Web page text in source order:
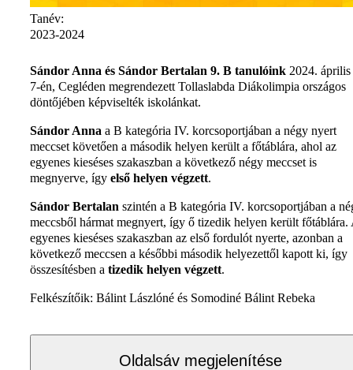
Tanév:
2023-2024
Sándor Anna és Sándor Bertalan 9. B tanulóink 2024.
7-én, Cegléden megrendezett Tollaslabda Diákolimpia országos
döntőjében képviselték iskolánkat.
Sándor Anna a B kategória IV. korcsoportjában a négy nyert
meccset követően a második helyen került a főtáblára, ahol az
egyenes kieséses szakaszban a következő négy meccset is
megnyerve, így első helyen végzett.
Sándor Bertalan szintén a B kategória IV. korcsoportjában a
meccsből hármat megnyert, így ő tizedik helyen került főtáblára.
egyenes kieséses szakaszban az első fordulót nyerte, azonban a
következő meccsen a későbbi második helyezettől kapott ki, így
összesítésben a tizedik helyen végzett.
Felkészítőik: Bálint Lászlóné és Somodiné Bálint Rebeka
Oldalsáv megjelenítése